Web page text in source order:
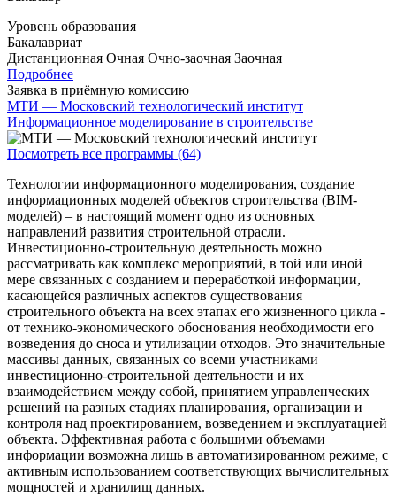
Уровень образования
Бакалавриат
Дистанционная Очная Очно-заочная Заочная
Подробнее
Заявка в приёмную комиссию
МТИ — Московский технологический институт
Информационное моделирование в строительстве
Посмотреть все программы (64)
Технологии информационного моделирования, создание
информационных моделей объектов строительства (BIM-
моделей) – в настоящий момент одно из основных
направлений развития строительной отрасли.
Инвестиционно-строительную деятельность можно
рассматривать как комплекс мероприятий, в той или иной
мере связанных с созданием и переработкой информации,
касающейся различных аспектов существования
строительного объекта на всех этапах его жизненного цикла -
от технико-экономического обоснования необходимости его
возведения до сноса и утилизации отходов. Это значительные
массивы данных, связанных со всеми участниками
инвестиционно-строительной деятельности и их
взаимодействием между собой, принятием управленческих
решений на разных стадиях планирования, организации и
контроля над проектированием, возведением и эксплуатацией
объекта. Эффективная работа с большими объемами
информации возможна лишь в автоматизированном режиме, с
активным использованием соответствующих вычислительных
мощностей и хранилищ данных.